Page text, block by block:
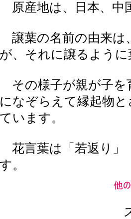
原産地は、日本、中
譲葉の名前の由来は
が、それに譲るよう
その様子が親が子を
になぞらえて縁起物
ています。
花言葉は「若返り」
す。